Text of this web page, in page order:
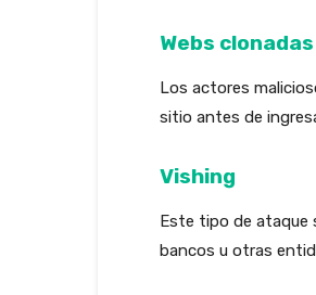
Webs clonadas
Los actores
sitio antes de
Vishing
Este tipo de ataque
bancos u otras